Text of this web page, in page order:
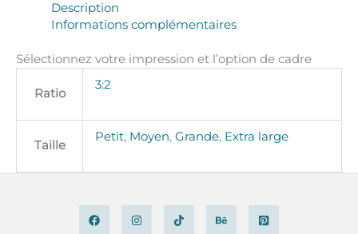
Description
Informations complémentaires
Sélectionnez votre impression et l’option de cadre
Ratio
3:2
Taille
Petit, Moyen, Grande, Extra large